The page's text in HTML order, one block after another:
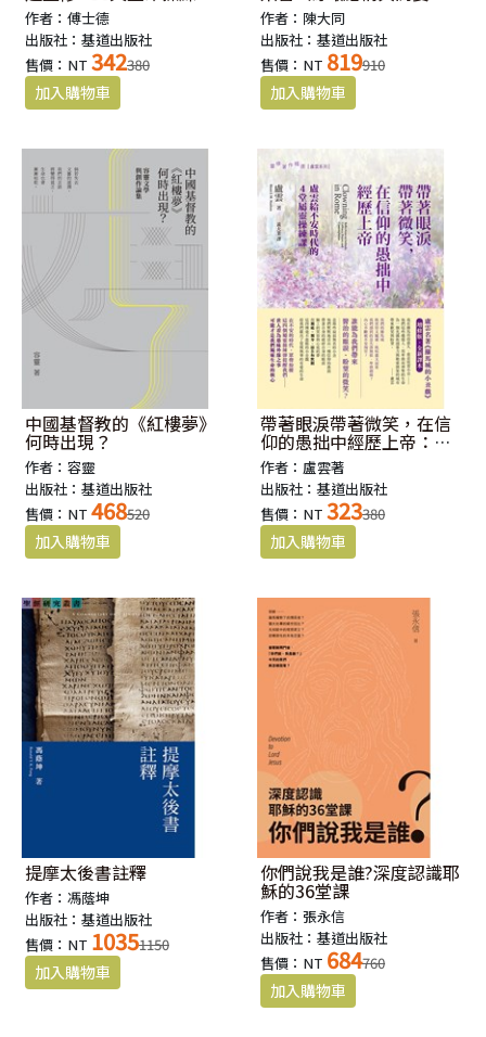
旅
作者：傅士德
出版社：基道出版社
售價：NT 342380
釋
作者：陳大同
出版社：基道出版社
售價：NT 819910
中國基督教的《紅樓夢》
何時出現？
作者：容靈
出版社：基道出版社
售價：NT 468520
帶著眼淚帶著微笑，在信
仰的愚拙中經歷上帝：盧
雲給不安時代的4堂屬靈操
練課(原書名:羅馬城的小丑
戲增修版全新譯本)
作者：盧雲著
出版社：基道出版社
售價：NT 323380
提摩太後書註釋
作者：馮蔭坤
出版社：基道出版社
售價：NT 10351150
你們說我是誰?深度認識耶
穌的36堂課
作者：張永信
出版社：基道出版社
售價：NT 684760